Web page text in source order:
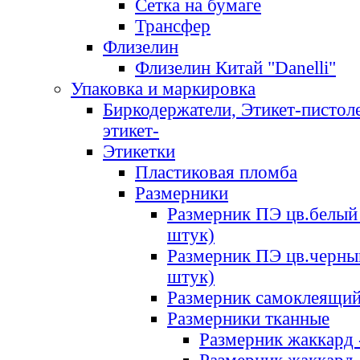
Сетка на бумаге
Трансфер
Флизелин
Флизелин Китай "Danelli"
Упаковка и маркировка
Биркодержатели, Этикет-
этикет-
Этикетки
Пластиковая пломба
Размерники
Размерник ПЭ цв.белый
штук)
Размерник ПЭ
штук)
Размерник
Размерники тканные
Размерник